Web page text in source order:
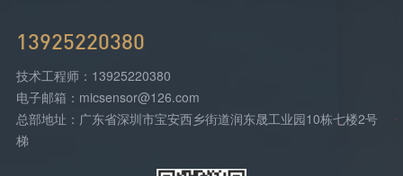
13925220380
技术工程师：13925220380
电子邮箱：micsensor@126.com
总部地址：广东省深圳市宝安西乡街道润东晟工业园10栋七楼2号
梯